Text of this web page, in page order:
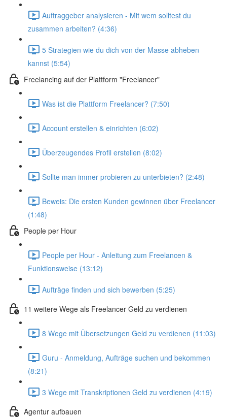
Auftraggeber analysieren - Mit wem solltest du
zusammen arbeiten? (4:36)
5 Strategien wie du dich von der Masse abheben
kannst (5:54)
Freelancing auf der Plattform "Freelancer"
Was ist die Plattform Freelancer? (7:50)
Account erstellen & einrichten (6:02)
Überzeugendes Profil erstellen (8:02)
Sollte man immer probieren zu unterbieten? (2:48)
Beweis: Die ersten Kunden gewinnen über Freelancer
(1:48)
People per Hour
People per Hour - Anleitung zum Freelancen &
Funktionsweise (13:12)
Aufträge finden und sich bewerben (5:25)
11 weitere Wege als Freelancer Geld zu verdienen
8 Wege mit Übersetzungen Geld zu verdienen (11:03)
Guru - Anmeldung, Aufträge suchen und bekommen
(8:21)
3 Wege mit Transkriptionen Geld zu verdienen (4:19)
Agentur aufbauen